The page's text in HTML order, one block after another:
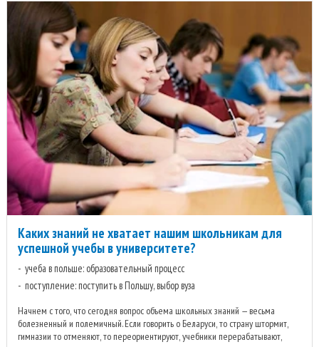
Каких знаний не хватает нашим школьникам для
успешной учебы в университете?
учеба в польше: образовательный процесс
поступление: поступить в Польшу, выбор вуза
Начнем с того, что сегодня вопрос объема школьных знаний — весьма
болезненный и полемичный. Если говорить о Беларуси, то страну штормит,
гимназии то отменяют, то переориентируют, учебники перерабатывают,